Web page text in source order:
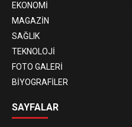
EKONOMİ
MAGAZİN
SAĞLIK
TEKNOLOJİ
FOTO GALERİ
BİYOGRAFİLER
SAYFALAR